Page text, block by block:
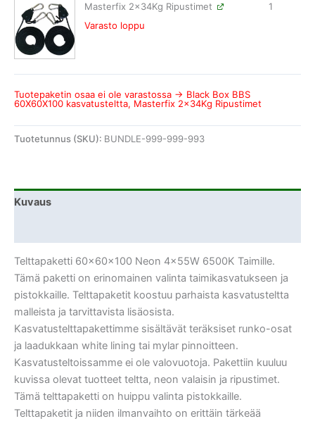
Masterfix 2x34Kg Ripustimet
Varasto loppu
1
Tuotepaketin osaa ei ole varastossa → Black Box BBS
60X60X100 kasvatusteltta, Masterfix 2x34Kg Ripustimet
Tuotetunnus (SKU): BUNDLE-999-999-993
Kuvaus
Telttapaketti 60x60x100 Neon 4x55W 6500K Taimille.
Tämä paketti on erinomainen valinta taimikasvatukseen ja
pistokkaille. Telttapaketit koostuu parhaista kasvatusteltta
malleista ja tarvittavista lisäosista.
Kasvatustelttapakettimme sisältävät teräksiset runko-osat
ja laadukkaan white lining tai mylar pinnoitteen.
Kasvatusteltoissamme ei ole valovuotoja. Pakettiin kuuluu
kuvissa olevat tuotteet teltta, neon valaisin ja ripustimet.
Tämä telttapaketti on huippu valinta pistokkaille.
Telttapaketit ja niiden ilmanvaihto on erittäin tärkeää